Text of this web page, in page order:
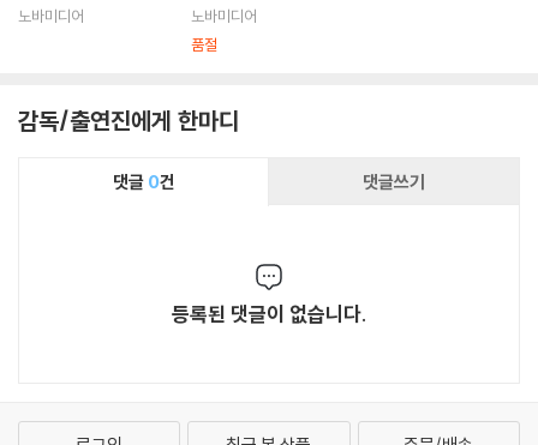
노바미디어
레이
노바미디어
품절
감독/출연진에게 한마디
댓글 0건 댓글쓰기
등록된 댓글이 없습니다.